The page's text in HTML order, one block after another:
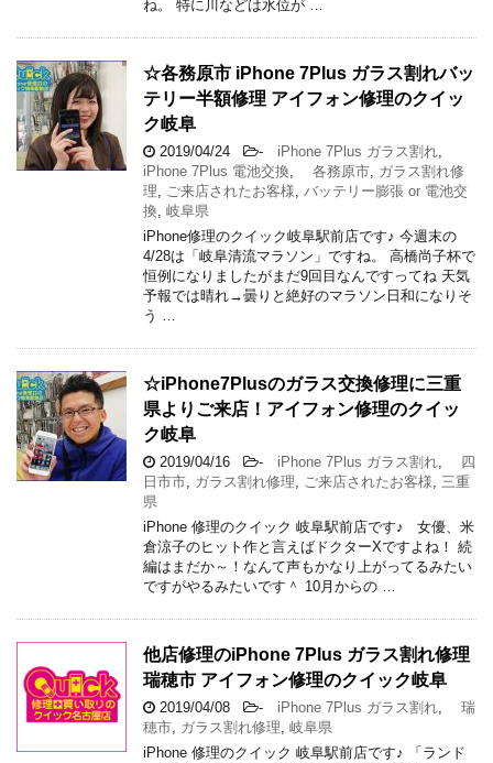
ね。 特に川などは水位が …
☆各務原市 iPhone 7Plus ガラス割れバッ
テリー半額修理 アイフォン修理のクイッ
ク岐阜
2019/04/24 - iPhone 7Plus ガラス割れ,
iPhone 7Plus 電池交換, 各務原市, ガラス割れ修
理, ご来店されたお客様, バッテリー膨張 or 電池交
換, 岐阜県
iPhone修理のクイック岐阜駅前店です♪ 今週末の
4/28は「岐阜清流マラソン」ですね。 高橋尚子杯で
恒例になりましたがまだ9回目なんですってね 天気
予報では晴れ→曇りと絶好のマラソン日和になりそ
う …
☆iPhone7Plusのガラス交換修理に三重
県よりご来店！アイフォン修理のクイッ
ク岐阜
2019/04/16 - iPhone 7Plus ガラス割れ,
四
日市市, ガラス割れ修理, ご来店されたお客様, 三重
県
iPhone 修理のクイック 岐阜駅前店です♪ 女優、米
倉涼子のヒット作と言えばドクターXですよね！ 続
編はまだか～！なんて声もかなり上がってるみたい
ですがやるみたいです＾ 10月からの …
他店修理のiPhone 7Plus ガラス割れ修理
瑞穂市 アイフォン修理のクイック岐阜
2019/04/08 - iPhone 7Plus ガラス割れ,
瑞
穂市, ガラス割れ修理, 岐阜県
iPhone 修理のクイック 岐阜駅前店です♪ 「ランド